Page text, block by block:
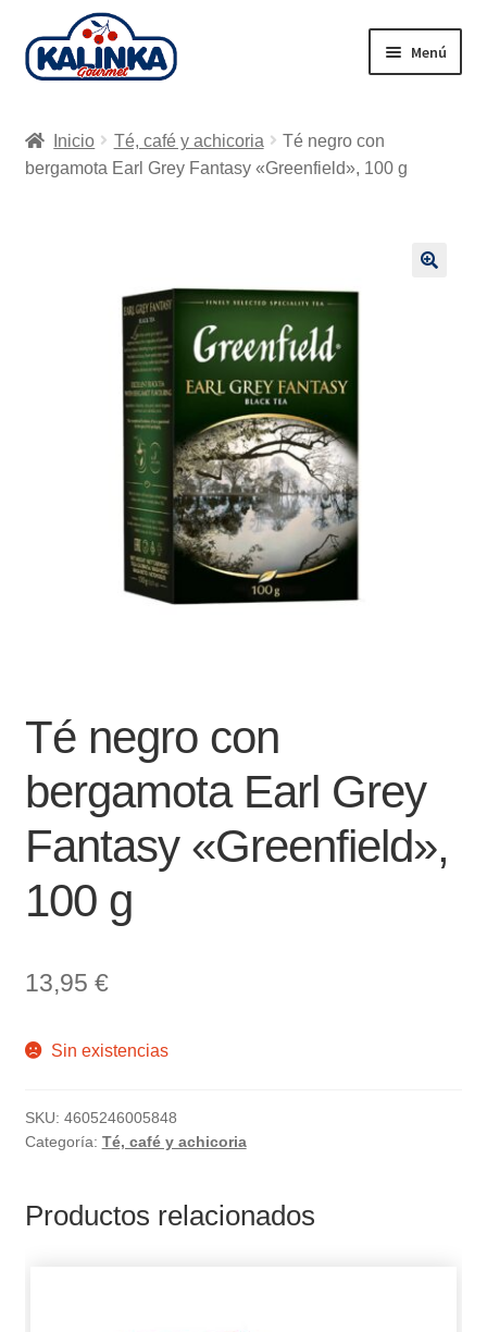
Ir
a
Ir
al
Menú
Tienda en línea
Inicio Té, café y achicoria
Té negro con
bergamota Earl Grey Fantasy «Greenfield», 100 g
Té negro con
bergamota Earl Grey
Fantasy «Greenfield»,
100 g
13,95 €
Sin existencias
SKU: 4605246005848
Categoría: Té, café y achicoria
Productos relacionados